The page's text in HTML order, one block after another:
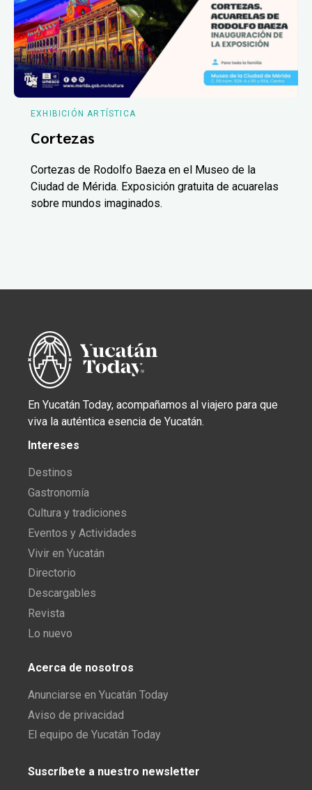
EXHIBICIÓN ARTÍSTICA
Cortezas
Cortezas de Rodolfo Baeza en el Museo de la
Ciudad de Mérida. Exposición gratuita de acuarelas
sobre mundos imaginados.
En Yucatán Today, acompañamos al viajero para que
viva la auténtica esencia de Yucatán.
Intereses
Destinos
Gastronomía
Cultura y tradiciones
Eventos y Actividades
Vivir en Yucatán
Directorio
Descargables
Revista
Lo nuevo
Acerca de nosotros
Anunciarse en Yucatán Today
Aviso de privacidad
El equipo de Yucatán Today
Suscríbete a nuestro newsletter